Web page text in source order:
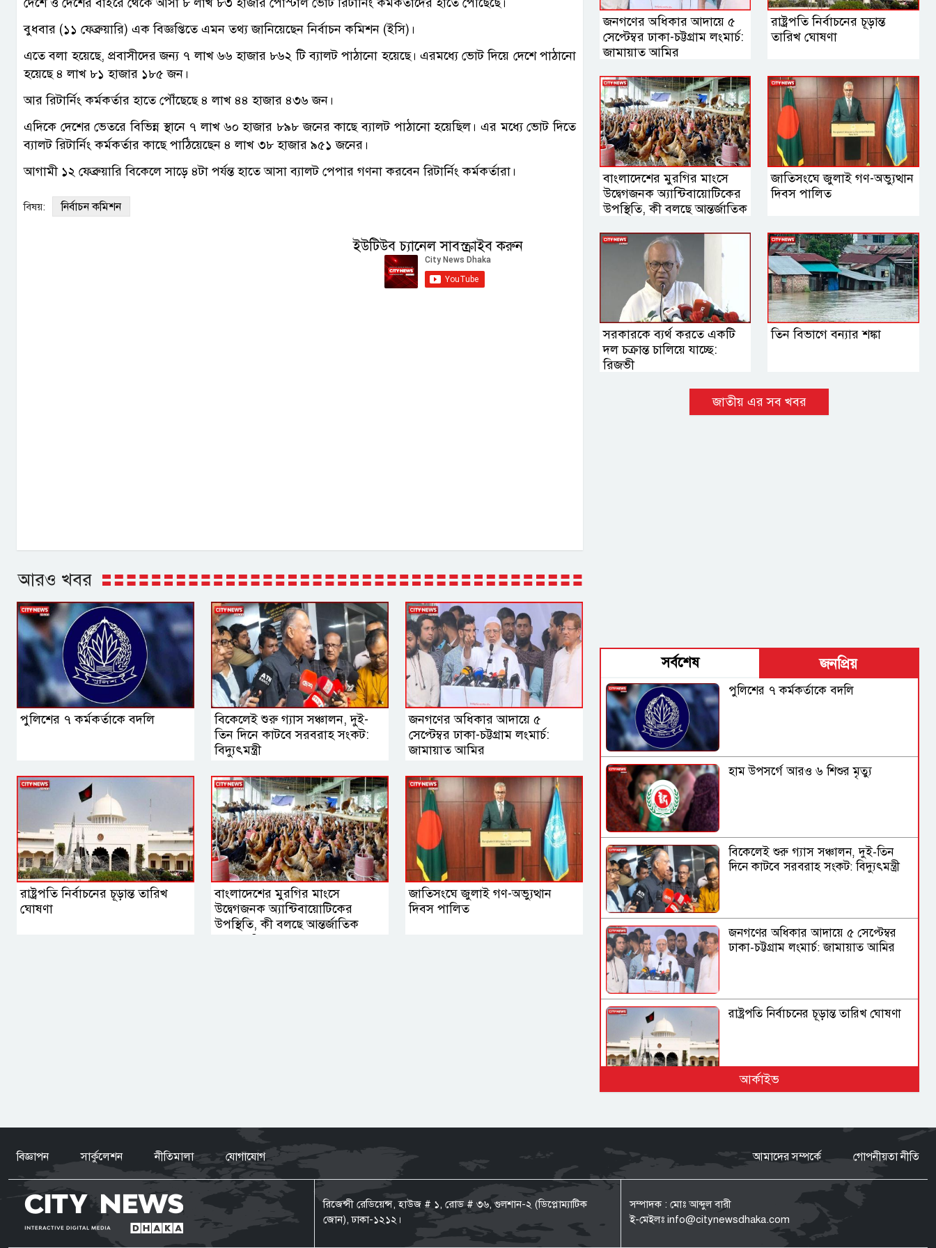
বুধবার (১১ ফেব্রুয়ারি) এক বিজ্ঞপ্তিতে এমন তথ্য জানিয়েছেন নির্বাচন কমিশন (ইসি)।
এতে বলা হয়েছে, প্রবাসীদের জন্য ৭ লাখ ৬৬ হাজার ৮৬২ টি ব্যালট পাঠানো হয়েছে। এরমধ্যে ভোট দিয়ে দেশে পাঠানো
হয়েছে ৪ লাখ ৮১ হাজার ১৮৫ জন।
আর রিটার্নিং কর্মকর্তার হাতে পৌঁছেছে ৪ লাখ ৪৪ হাজার ৪৩৬ জন।
এদিকে দেশের ভেতরে বিভিন্ন স্থানে ৭ লাখ ৬০ হাজার ৮৯৮ জনের কাছে ব্যালট পাঠানো হয়েছিল। এর মধ্যে ভোট দিতে
ব্যালট রিটার্নিং কর্মকর্তার কাছে পাঠিয়েছেন ৪ লাখ ৩৮ হাজার ৯৫১ জনের।
আগামী ১২ ফেব্রুয়ারি বিকেলে সাড়ে ৪টা পর্যন্ত হাতে আসা ব্যালট পেপার গণনা করবেন রিটার্নিং কর্মকর্তারা।
বিষয়: নির্বাচন কমিশন
ইউটিউব চ্যানেল সাবস্ক্রাইব করুন
আরও খবর
পুলিশের ৭ কর্মকর্তাকে বদলি
বিকেলেই শুরু গ্যাস সঞ্চালন, দুই-
তিন দিনে কাটবে সরবরাহ সংকট:
বিদ্যুৎমন্ত্রী
জনগণের অধিকার আদায়ে ৫
সেপ্টেম্বর ঢাকা-চট্টগ্রাম লংমার্চ:
জামায়াত আমির
রাষ্ট্রপতি নির্বাচনের চূড়ান্ত তারিখ
ঘোষণা
বাংলাদেশের মুরগির মাংসে
উদ্বেগজনক অ্যান্টিবায়োটিকের
উপস্থিতি, কী বলছে আন্তর্জাতিক
গবেষণা?
জাতিসংঘে জুলাই গণ-অভ্যুত্থান
দিবস পালিত
জনগণের অধিকার আদায়ে ৫
সেপ্টেম্বর ঢাকা-চট্টগ্রাম লংমার্চ:
জামায়াত আমির
রাষ্ট্রপতি নির্বাচনের চূড়ান্ত
তারিখ ঘোষণা
বাংলাদেশের মুরগির মাংসে
উদ্বেগজনক অ্যান্টিবায়োটিকের
উপস্থিতি, কী বলছে আন্তর্জাতিক
জাতিসংঘে জুলাই গণ-অভ্যুত্থান
দিবস পালিত
সরকারকে ব্যর্থ করতে একটি
দল চক্রান্ত চালিয়ে যাচ্ছে:
রিজভী
তিন বিভাগে বন্যার শঙ্কা
জাতীয় এর সব খবর
সর্বশেষ জনপ্রিয়
পুলিশের ৭ কর্মকর্তাকে বদলি
হাম উপসর্গে আরও ৬ শিশুর মৃত্যু
বিকেলেই শুরু গ্যাস সঞ্চালন, দুই-তিন
দিনে কাটবে সরবরাহ সংকট: বিদ্যুৎমন্ত্রী
জনগণের অধিকার আদায়ে ৫ সেপ্টেম্বর
ঢাকা-চট্টগ্রাম লংমার্চ: জামায়াত আমির
রাষ্ট্রপতি নির্বাচনের চূড়ান্ত তারিখ ঘোষণা
বাংলাদেশের মুরগির মাংসে উদ্বেগজনক
আর্কাইভ
বিজ্ঞাপন সার্কুলেশন নীতিমালা যোগাযোগ আমাদের সম্পর্কে গোপনীয়তা নীতি
রিজেন্সী রেডিয়েন্স, হাউজ # ১, রোড # ৩৬, গুলশান-২ (ডিপ্লোম্যাটিক
জোন), ঢাকা-১২১২।
সম্পাদক : মোঃ আব্দুল বারী
ই-মেইলঃ info@citynewsdhaka.com